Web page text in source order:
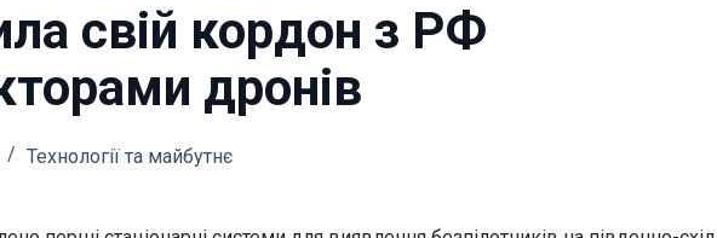
свій кордон з РФ
дронів
Технології та майбутнє